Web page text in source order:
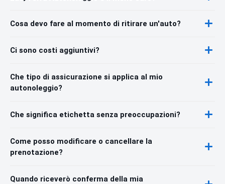
Cosa devo fare al momento di ritirare un'auto?
Ci sono costi aggiuntivi?
Che tipo di assicurazione si applica al mio
autonoleggio?
Che significa etichetta senza preoccupazioni?
Come posso modificare o cancellare la
prenotazione?
Quando riceverò conferma della mia